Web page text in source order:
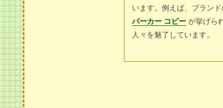
います。例えば、ブラン
パーカー コピー が挙げら
人々を魅了しています。